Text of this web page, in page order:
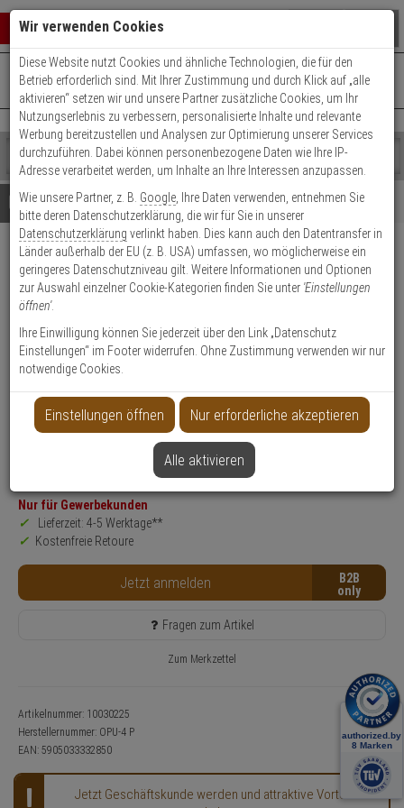
Warenkorb schließen
0 ARTIKEL IM WARENKORB
Ihr Warenkorb ist momentan leer.
Ergebnisse ()
Fertig
Shop
durchsuchen
Bitte
geben
Sie
mindestens
Zeichen
ein,
um
Suche
Es
wurde
noch
Kategorien
Suche
gestartet
+49 (0)821 899 493-0Mo. - Do.: 8:00 - 16:30 | Fr.: 8:00 - 14:00 Uhr
Kontaktservice nutzen
Details Beratung
Satel OPU-4 P Gehäuse aus
Kunststoff
Produktmerkmale
Datenblatt drucken
Produktinformationen
Zubehörartikel, Gehäuse
Nur für Gewerbekunden
Lieferzeit: 4-5 Werktage**
Kostenfreie Retoure
Jetzt anmelden B2B
Fragen zum Artikel
Zum Merkzettel
Artikelnummer: 10030225
Herstellernummer: OPU-4 P
EAN: 5905033332850
Jetzt Geschäftskunde werden und attraktive Vorteile
Wir verwenden Cookies
Diese Website nutzt Cookies und ähnliche Technologien, die für den
Betrieb erforderlich sind. Mit Ihrer Zustimmung und durch Klick auf „alle
aktivieren“ setzen wir und unsere Partner zusätzliche Cookies, um Ihr
Nutzungserlebnis zu verbessern, personalisierte Inhalte und relevante
Werbung bereitzustellen und Analysen zur Optimierung unserer Services
durchzuführen. Dabei können personenbezogene Daten wie Ihre IP-
Adresse verarbeitet werden, um Inhalte an Ihre Interessen anzupassen.
Wie unsere Partner, z. B. Google , Ihre Daten verwenden, entnehmen Sie
bitte deren Datenschutzerklärung, die wir für Sie in unserer
Datenschutzerklärung verlinkt haben. Dies kann auch den Datentransfer in
Länder außerhalb der EU (z. B. USA) umfassen, wo möglicherweise ein
geringeres Datenschutzniveau gilt. Weitere Informationen und Optionen
zur Auswahl einzelner Cookie-Kategorien finden Sie unter 'Einstellungen
öffnen'.
Ihre Einwilligung können Sie jederzeit über den Link „Datenschutz
Einstellungen“ im Footer widerrufen. Ohne Zustimmung verwenden wir nur
notwendige Cookies.
Einstellungen öffnen Nur erforderliche akzeptieren
Alle aktivieren